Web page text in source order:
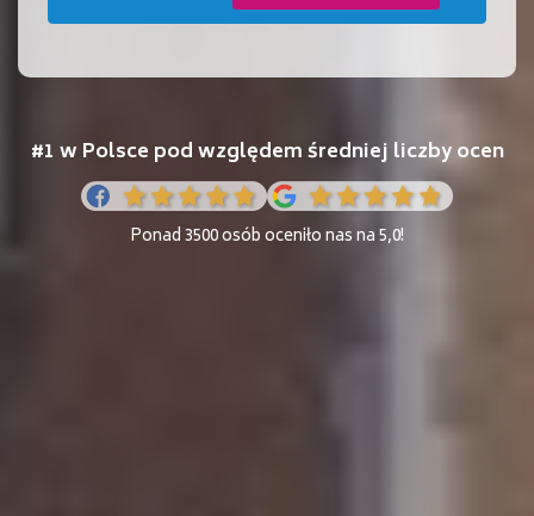
#1 w Polsce pod względem średniej liczby ocen
Ponad 3500 osób oceniło nas na 5,0!